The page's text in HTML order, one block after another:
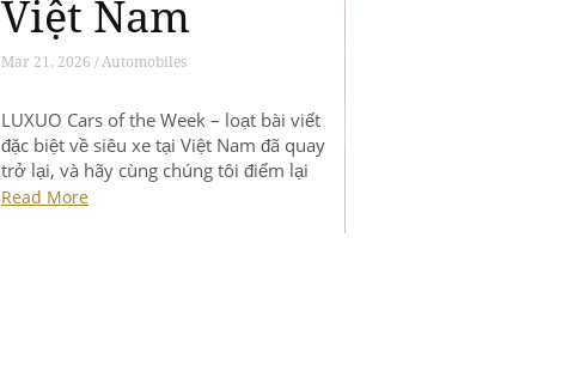
Mar 08, 2026 / Automobiles
LUXUO Cars of the Week – loạt bài viết
trở lại, và hãy cùng chúng tôi điểm lại
những tin tức nóng nhất trong tuần qua.
Read More